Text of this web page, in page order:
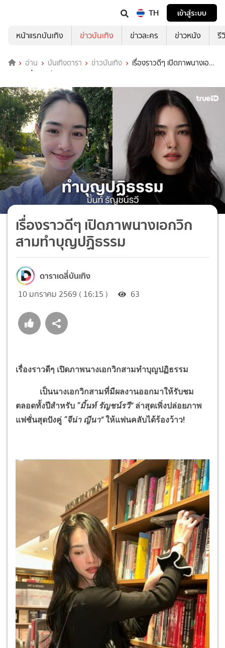
TH
เข้าสู่ระบบ
หน้าแรกบันเทิง
ข่าวบันเทิง ข่าวละคร ข่าวหนัง รี
อ่าน บันเทิงดารา ข่าวบันเทิง
เรื่องราวดีๆ เปิดภาพนางเอก
วิกสามทำบุญปฏิธรรม
เรื่องราวดีๆ เปิดภาพนางเอกวิก
สามทำบุญปฏิธรรม
ดาราเดลี่บันเทิง
10 มกราคม 2569 ( 16:15 ) 63
เรื่องราวดีๆ เปิดภาพนางเอกวิกสามทำบุญปฏิธรรม
เป็นนางเอกวิกสามที่มีผลงานออกมาให้รับชม
ตลอดทั้งปีสำหรับ “มิ้นท์ รัญชน์รวี” ล่าสุดเพิ่งปล่อยภาพ
แฟชั่นสุดปังคู่ “จีน่า ญีนา”ให้แฟนคลับได้ร้องว้าว!